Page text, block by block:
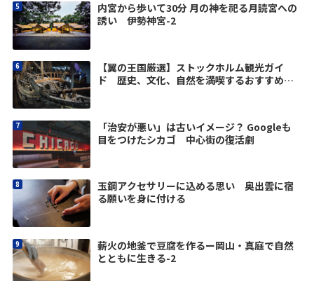
内宮から歩いて30分 月の神を祀る月読宮への
誘い 伊勢神宮-2
【翼の王国厳選】ストックホルム観光ガイ
ド 歴史、文化、自然を満喫するおすすめス
「治安が悪い」は古いイメージ？ Googleも
目をつけたシカゴ 中心街の復活劇
玉鋼アクセサリーに込める思い 奥出雲に宿
る願いを身に付ける
薪火の地釜で豆腐を作るー岡山・真庭で自然
とともに生きる-2